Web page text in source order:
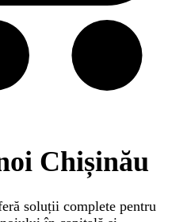
Chișinău
soluții complete pentru